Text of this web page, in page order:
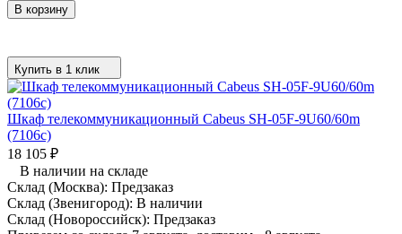
В корзину
Купить в 1 клик
Шкаф телекоммуникационный Cabeus SH-05F-9U60/60m
(7106c)
18 105 ₽
В наличии на складе
Склад (Москва): Предзаказ
Склад (Звенигород): В наличии
Склад (Новороссийск): Предзаказ